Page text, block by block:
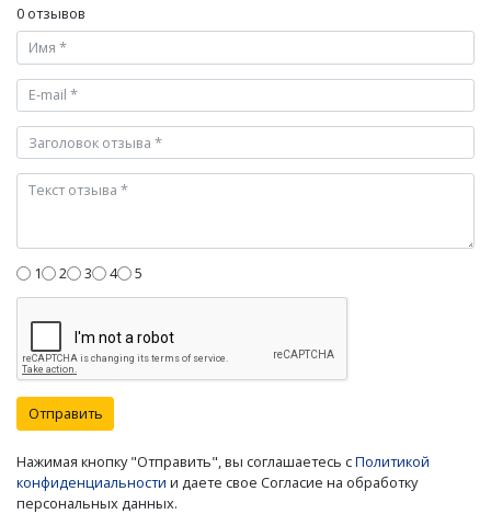
0 отзывов
1 2 3 4 5
Отправить
Нажимая кнопку "Отправить", вы соглашаетесь сПолитикой
конфиденциальности и даете свое Согласие на обработку
персональных данных.